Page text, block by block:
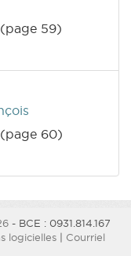
(page 59)
(page 60)
- BCE : 0931.814.167
logicielles| Courriel